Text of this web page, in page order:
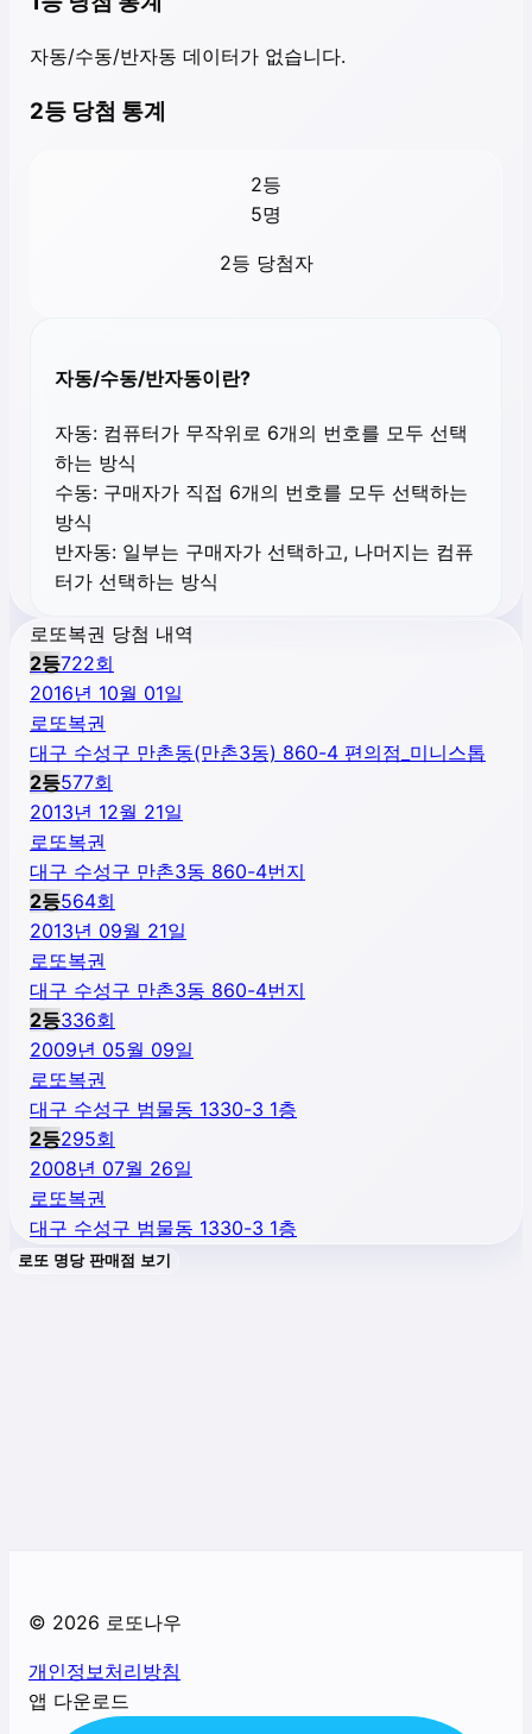
자동/수동/반자동 데이터가 없습니다.
2등 당첨 통계
2등
5명
2등 당첨자
자동/수동/반자동이란?
자동: 컴퓨터가 무작위로 6개의 번호를 모두 선택
하는 방식
수동: 구매자가 직접 6개의 번호를 모두 선택하는
방식
반자동: 일부는 구매자가 선택하고, 나머지는 컴퓨
터가 선택하는 방식
로또복권 당첨 내역
2등722회
2016년 10월 01일
로또복권
대구 수성구 만촌동(만촌3동) 860-4 편의점_미니스톱
2등577회
2013년 12월 21일
로또복권
대구 수성구 만촌3동 860-4번지
2등564회
2013년 09월 21일
로또복권
대구 수성구 만촌3동 860-4번지
2등336회
2009년 05월 09일
로또복권
대구 수성구 범물동 1330-3 1층
2등295회
2008년 07월 26일
로또복권
대구 수성구 범물동 1330-3 1층
로또 명당 판매점 보기
© 2026 로또나우
개인정보처리방침
앱 다운로드